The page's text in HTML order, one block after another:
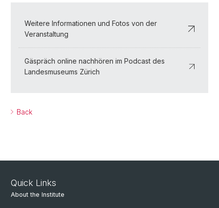
Weitere Informationen und Fotos von der
Veranstaltung
Gäspräch online nachhören im Podcast des
Landesmuseums Zürich
Back
Quick Links
About the Institute